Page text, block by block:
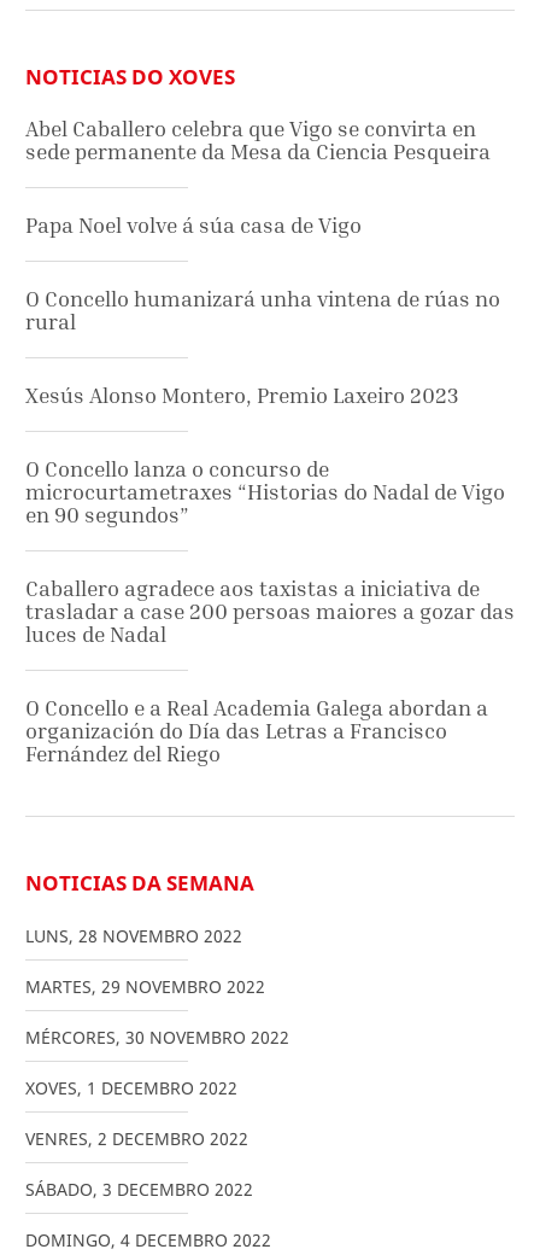
NOTICIAS DO XOVES
Abel Caballero celebra que Vigo se convirta en
sede permanente da Mesa da Ciencia Pesqueira
Papa Noel volve á súa casa de Vigo
O Concello humanizará unha vintena de rúas no
rural
Xesús Alonso Montero, Premio Laxeiro 2023
O Concello lanza o concurso de
microcurtametraxes “Historias do Nadal de Vigo
en 90 segundos”
Caballero agradece aos taxistas a iniciativa de
trasladar a case 200 persoas maiores a gozar das
luces de Nadal
O Concello e a Real Academia Galega abordan a
organización do Día das Letras a Francisco
Fernández del Riego
NOTICIAS DA SEMANA
LUNS, 28 NOVEMBRO 2022
MARTES, 29 NOVEMBRO 2022
MÉRCORES, 30 NOVEMBRO 2022
XOVES, 1 DECEMBRO 2022
VENRES, 2 DECEMBRO 2022
SÁBADO, 3 DECEMBRO 2022
DOMINGO, 4 DECEMBRO 2022